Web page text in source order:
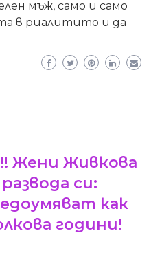
мъж, само и само
в риалитито и да
Жени Живкова
си:
как
години!